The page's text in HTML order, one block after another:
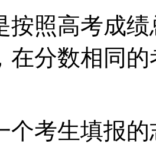
按照高考成
在分数相同
个考生填报